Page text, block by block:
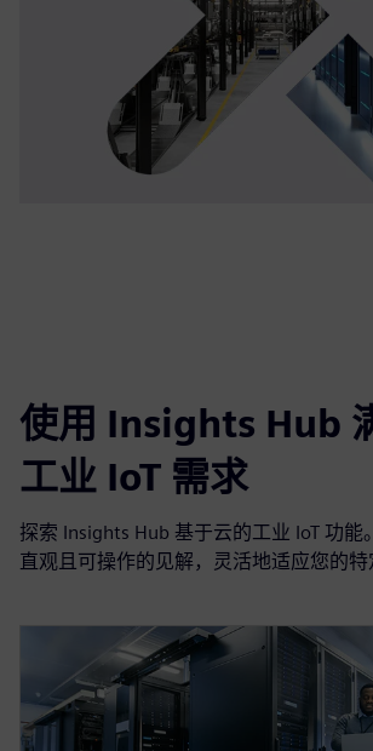
使用 Insights Hub
工业 IoT 需求
探索 Insights Hub 基于云的工业 IoT 功能
直观且可操作的见解，灵活地适应您的特